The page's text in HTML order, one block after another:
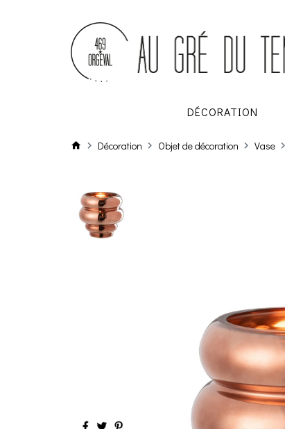
DÉCORATION
Décoration Objet de décoration Vase